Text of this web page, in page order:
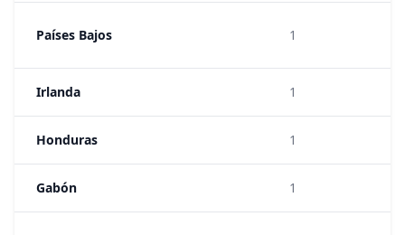
Países Bajos 1
Irlanda 1
Honduras 1
Gabón 1